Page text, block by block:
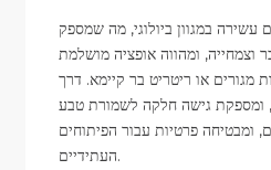
65 הקטרים עשירה במגוון ביולוגי, מה שמספק
וצמחייה, ומהווה אופציה מושלמת
מגורים או ריטריט בר קיימא. דרך
גישה חלקה לשמורת טבע
משם, ומבטיחה פרטיות עבור הפיתוחים
העתידיים.